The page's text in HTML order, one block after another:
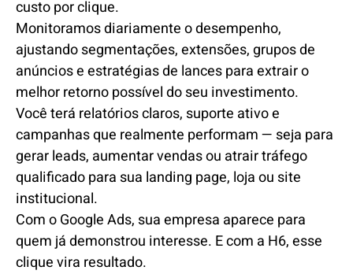
custo por clique.
Monitoramos diariamente o desempenho,
ajustando segmentações, extensões, grupos de
anúncios e estratégias de lances para extrair o
melhor retorno possível do seu investimento.
Você terá relatórios claros, suporte ativo e
campanhas que realmente performam — seja para
gerar leads, aumentar vendas ou atrair tráfego
qualificado para sua landing page, loja ou site
institucional.
Com o Google Ads, sua empresa aparece para
quem já demonstrou interesse. E com a H6, esse
clique vira resultado.